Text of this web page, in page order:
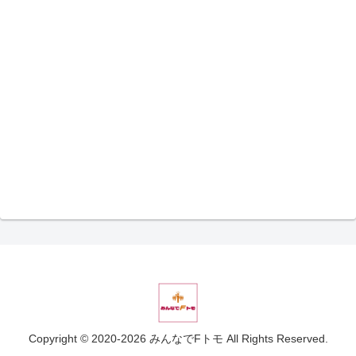
Copyright © 2020-2026 みんなでFトモ All Rights Reserved.